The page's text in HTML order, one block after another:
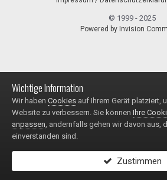
© 1999 - 2025
Powered by Invision
Wichtige Information
Wir haben Cookies auf Ihrem Gerät platziert,
Website zu verbessern. Sie können Ihre
anpassen, andernfalls gehen wir davon aus,
einverstanden sind.
Zustimmen